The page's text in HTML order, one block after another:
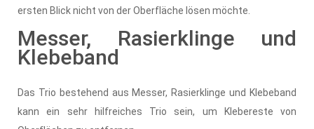
ersten Blick nicht von der Oberfläche lösen möchte.
Messer, Rasierklinge und
Klebeband
Das Trio bestehend aus Messer, Rasierklinge und Klebeband
kann ein sehr hilfreiches Trio sein, um Klebereste von